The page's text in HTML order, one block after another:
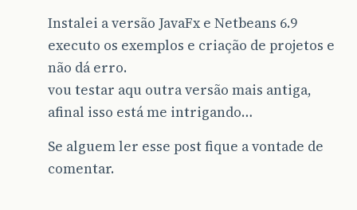
Instalei a versão JavaFx e Netbeans 6.9
executo os exemplos e criação de projetos e
não dá erro.
vou testar aqu outra versão mais antiga,
afinal isso está me intrigando…
Se alguem ler esse post fique a vontade de
comentar.